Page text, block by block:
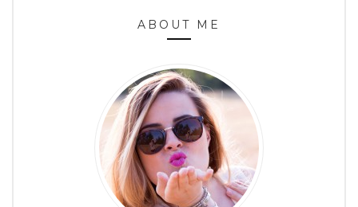
ABOUT ME